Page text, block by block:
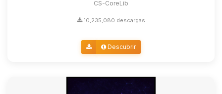
CS-CoreLib
10,235,080 descargas
Descubrir